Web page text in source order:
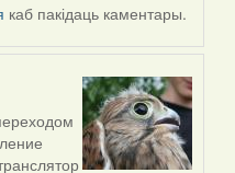
каб пакідаць каментары.